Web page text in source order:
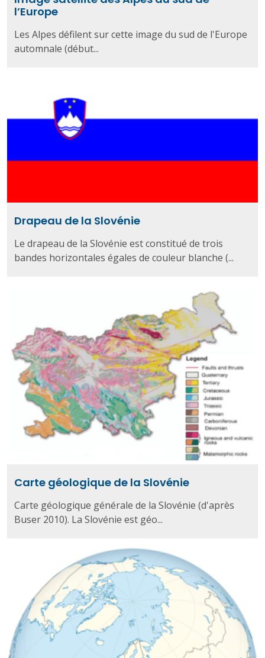
l’Europe
Les Alpes défilent sur cette image du sud de l'Europe
automnale (début...
Drapeau de la Slovénie
Le drapeau de la Slovénie est constitué de trois
bandes horizontales égales de couleur blanche (...
Carte géologique de la Slovénie
Carte géologique générale de la Slovénie (d'après
Buser 2010). La Slovénie est géo...